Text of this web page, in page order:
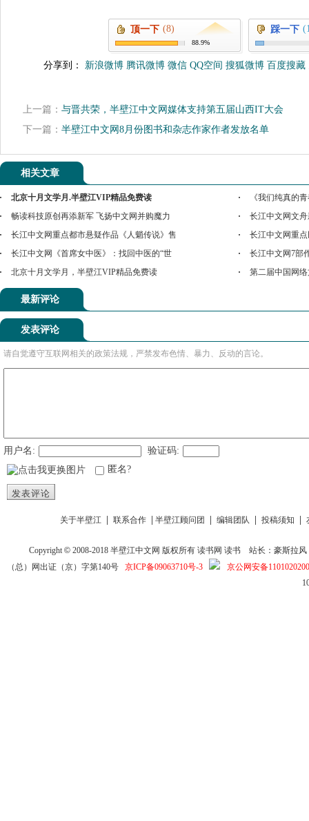
顶一下 (8)
88.9%
踩一下
分享到： 新浪微博 腾讯微博 微信 QQ空间 搜狐微博 百度搜藏
上一篇： 与晋共荣，半壁江中文网媒体支持第五届山西IT大会
下一篇： 半壁江中文网8月份图书和杂志作家作者发放名单
相关文章
北京十月文学月.半壁江VIP精品免费读
《我们纯真的
畅读科技原创再添新军 飞扬中文网并购魔力
长江中文网文
长江中文网重点都市悬疑作品《人魈传说》售
长江中文网重
长江中文网《首席女中医》：找回中医的“世
长江中文网7部
北京十月文学月，半壁江VIP精品免费读
第二届中国网
最新评论
发表评论
请自觉遵守互联网相关的政策法规，严禁发布色情、暴力、反动的言论。
用户名:
验证码:
匿名?
发表评论
关于半壁江 联系合作 半壁江顾问团 编辑团队 投稿须知
Copyright © 2008-2018半壁江中文网 版权所有读书网 读书
站长：豪斯拉风
（总）网出证（京）字第140号 京ICP备09063710号-3
京公网安备